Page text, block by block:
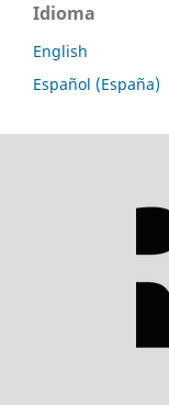
Idioma
English
Español (España)